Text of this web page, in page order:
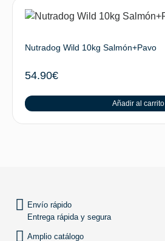
Nutradog Wild 10kg Salmón+Pavo
54.90€
Añadir al carrito
Envío rápido
Entrega rápida y segura
Amplio catálogo